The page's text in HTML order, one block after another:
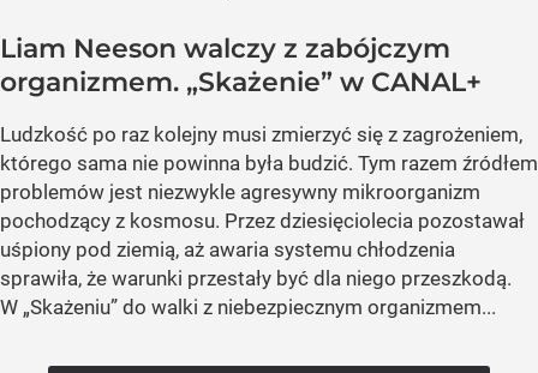
Liam Neeson walczy z zabójczym
organizmem. „Skażenie” w CANAL+
Ludzkość po raz kolejny musi zmierzyć się z zagrożeniem,
którego sama nie powinna była budzić. Tym razem źródłem
problemów jest niezwykle agresywny mikroorganizm
pochodzący z kosmosu. Przez dziesięciolecia pozostawał
uśpiony pod ziemią, aż awaria systemu chłodzenia
sprawiła, że warunki przestały być dla niego przeszkodą.
W „Skażeniu” do walki z niebezpiecznym organizmem...